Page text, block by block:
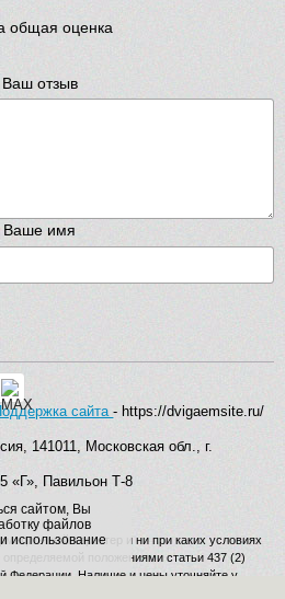
общая оценка
Ваш отзыв
Ваше имя
сайта- https://dvigaemsite.ru/
141011, Московская обл., г.
«Г», Павильон Т-8
характер и ни при каких условиях
определяемой положениями статьи 437 (2)
Федерации. Наличие и цены уточняйте у
сайтом, Вы
файлов
использование